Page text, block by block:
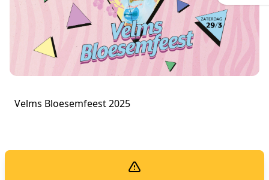
Velms Bloesemfeest 2025